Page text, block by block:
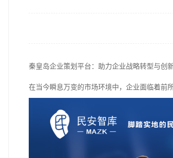
秦皇岛企业策划平台：助力企业战略转型与创
在当今瞬息万变的市场环境中，企业面临着前